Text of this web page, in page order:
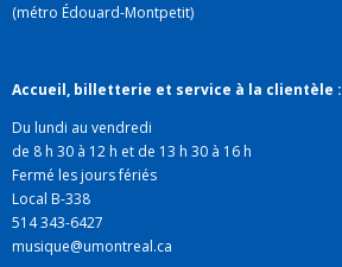
(métro Édouard-Montpetit)
Accueil, billetterie et service à la clientèle :
Du lundi au vendredi
de 8 h 30 à 12 h et de 13 h 30 à 16 h
Fermé les jours fériés
Local B-338
514 343-6427
musique@umontreal.ca